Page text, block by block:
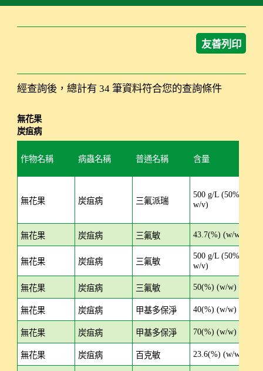
友善列印
經查詢後，總計有 34 筆資料符合您的查詢條件
無花果
炭疽病
作物名稱 病蟲名稱 普通名稱 含量
無花果 炭疽病 三氟派瑞
500 g/L (50%
w/v)
無花果 炭疽病 三氟敏 43.7(%) (w/w)
無花果 炭疽病 三氟敏
500 g/L (50%
w/v)
無花果 炭疽病 三氟敏 50(%) (w/w)
無花果 炭疽病 甲基多保淨 40(%) (w/w)
無花果 炭疽病 甲基多保淨 70(%) (w/w)
無花果 炭疽病 百克敏 23.6(%) (w/w)